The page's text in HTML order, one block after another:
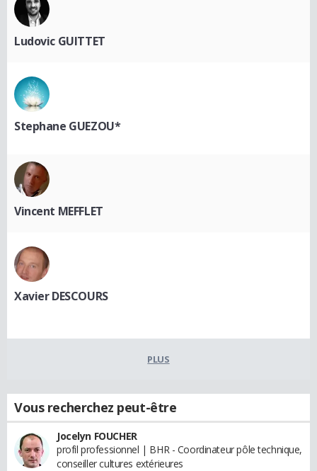
Ludovic GUITTET
Stephane GUEZOU*
Vincent MEFFLET
Xavier DESCOURS
PLUS
Vous recherchez peut-être
Jocelyn FOUCHER
profil professionnel | BHR - Coordinateur pôle technique,
conseiller cultures extérieures